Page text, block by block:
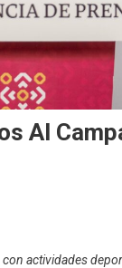
Al
actividades